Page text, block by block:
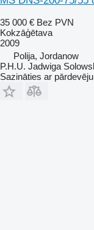
35 000 € Bez PVN
Kokzāģētava
2009
Polija, Jordanow
P.H.U. Jadwiga
Sazināties ar pārdevēju